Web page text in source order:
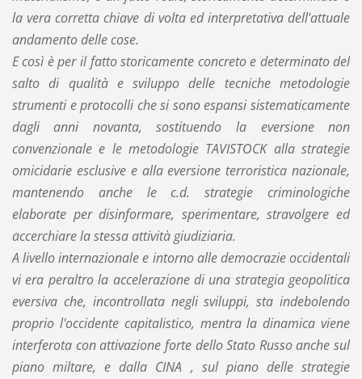
la vera corretta chiave di volta ed interpretativa dell'attuale
andamento delle cose.
E così è per il fatto storicamente concreto e determinato del
salto di qualità e sviluppo delle tecniche metodologie
strumenti e protocolli che si sono espansi sistematicamente
dagli anni novanta, sostituendo la eversione non
convenzionale e le metodologie TAVISTOCK alla strategie
omicidarie esclusive e alla eversione terroristica nazionale,
mantenendo anche le c.d. strategie criminologiche
elaborate per disinformare, sperimentare, stravolgere ed
accerchiare la stessa attività giudiziaria.
A livello internazionale e intorno alle democrazie occidentali
vi era peraltro la accelerazione di una strategia geopolitica
eversiva che, incontrollata negli sviluppi, sta indebolendo
proprio l'occidente capitalistico, mentra la dinamica viene
interferota con attivazione forte dello Stato Russo anche sul
piano miltare, e dalla CINA , sul piano delle strategie